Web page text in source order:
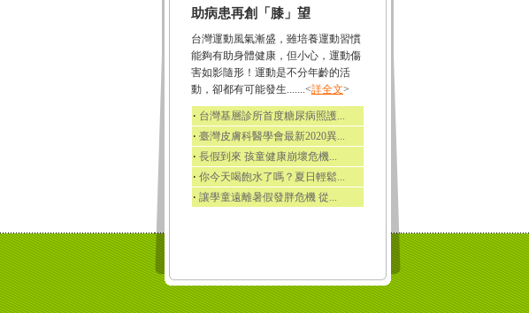
助病患再創「膝」望
台灣運動風氣漸盛，雖培養運動習慣
能夠有助身體健康，但小心，運動傷
害如影隨形！運動是不分年齡的活
動，卻都有可能發生.......<詳全文>
‧ 台灣基層診所首度糖尿病照護...
‧ 臺灣皮膚科醫學會最新2020異...
‧ 長假到來 孩童健康崩壞危機...
‧ 你今天喝飽水了嗎？夏日輕鬆...
‧ 讓學童遠離暑假發胖危機 從...